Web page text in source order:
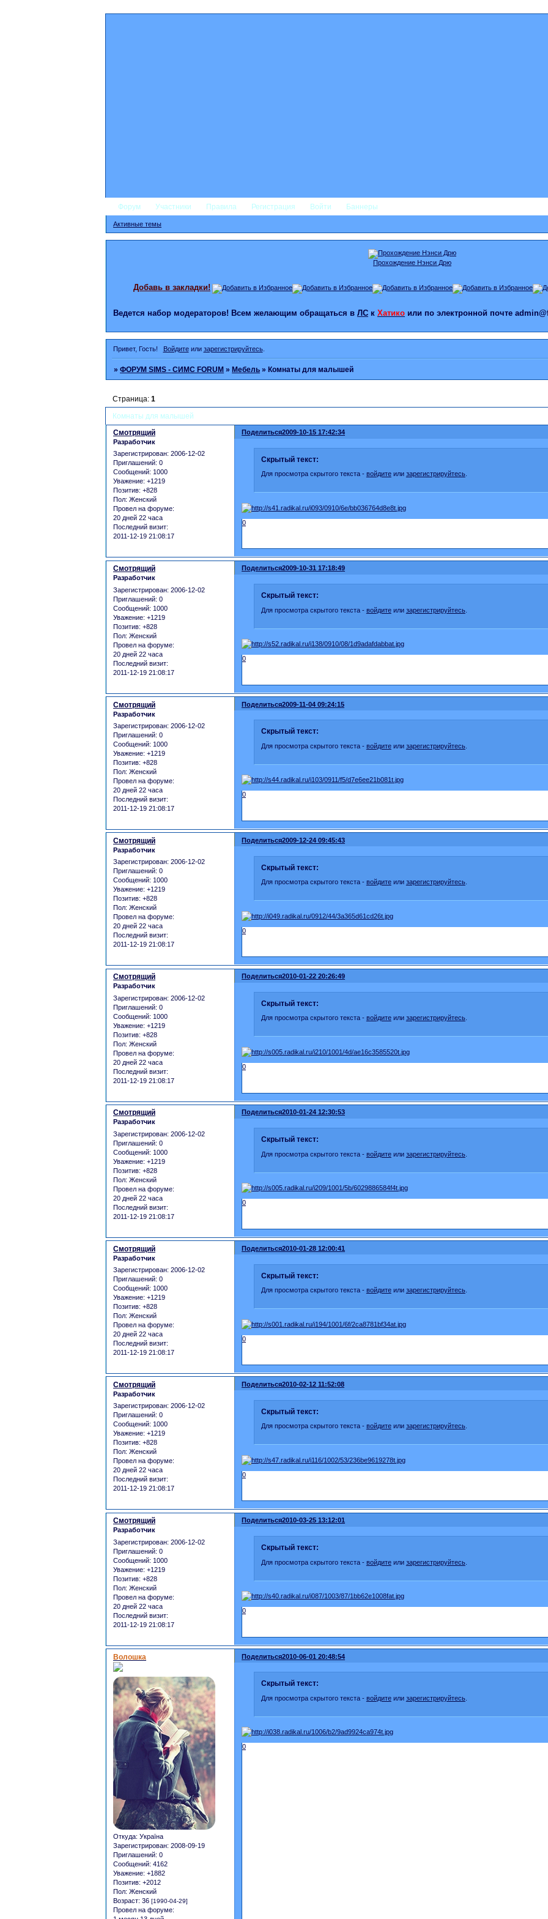
Форум Участники Правила Регистрация Войти Баннеры
Активные темы
Прохождение Нэнси Дрю
Добавь в закладки!
Ведется набор модераторов! Всем желающим обращаться в ЛС к Хатико или по электронной почте
Привет, Гость! Войдитеили зарегистрируйтесь.
»ФОРУМ SIMS - СИМС FORUM »Мебель »Комнаты для малышей
Комнаты для малышей
Страница:1
Поделиться2009-10-15 17:42:34
Смотрящий
Разработчик
Зарегистрирован: 2006-12-02
Приглашений: 0
Сообщений: 1000
Уважение: +1219
Позитив: +828
Пол: Женский
Провел на форуме:
20 дней 22 часа
Последний визит:
2011-12-19 21:08:17
Скрытый текст:
Для просмотра скрытого текста - войдитеили зарегистрируйтесь.
0
Поделиться2009-10-31 17:18:49
Смотрящий
Разработчик
Зарегистрирован: 2006-12-02
Приглашений: 0
Сообщений: 1000
Уважение: +1219
Позитив: +828
Пол: Женский
Провел на форуме:
20 дней 22 часа
Последний визит:
2011-12-19 21:08:17
Скрытый текст:
Для просмотра скрытого текста - войдитеили зарегистрируйтесь.
0
Поделиться2009-11-04 09:24:15
Смотрящий
Разработчик
Зарегистрирован: 2006-12-02
Приглашений: 0
Сообщений: 1000
Уважение: +1219
Позитив: +828
Пол: Женский
Провел на форуме:
20 дней 22 часа
Последний визит:
2011-12-19 21:08:17
Скрытый текст:
Для просмотра скрытого текста - войдитеили зарегистрируйтесь.
0
Поделиться2009-12-24 09:45:43
Смотрящий
Разработчик
Зарегистрирован: 2006-12-02
Приглашений: 0
Сообщений: 1000
Уважение: +1219
Позитив: +828
Пол: Женский
Провел на форуме:
20 дней 22 часа
Последний визит:
2011-12-19 21:08:17
Скрытый текст:
Для просмотра скрытого текста - войдитеили зарегистрируйтесь.
0
Поделиться2010-01-22 20:26:49
Смотрящий
Разработчик
Зарегистрирован: 2006-12-02
Приглашений: 0
Сообщений: 1000
Уважение: +1219
Позитив: +828
Пол: Женский
Провел на форуме:
20 дней 22 часа
Последний визит:
2011-12-19 21:08:17
Скрытый текст:
Для просмотра скрытого текста - войдитеили зарегистрируйтесь.
0
Поделиться2010-01-24 12:30:53
Смотрящий
Разработчик
Зарегистрирован: 2006-12-02
Приглашений: 0
Сообщений: 1000
Уважение: +1219
Позитив: +828
Пол: Женский
Провел на форуме:
20 дней 22 часа
Последний визит:
2011-12-19 21:08:17
Скрытый текст:
Для просмотра скрытого текста - войдитеили зарегистрируйтесь.
0
Поделиться2010-01-28 12:00:41
Смотрящий
Разработчик
Зарегистрирован: 2006-12-02
Приглашений: 0
Сообщений: 1000
Уважение: +1219
Позитив: +828
Пол: Женский
Провел на форуме:
20 дней 22 часа
Последний визит:
2011-12-19 21:08:17
Скрытый текст:
Для просмотра скрытого текста - войдитеили зарегистрируйтесь.
0
Поделиться2010-02-12 11:52:08
Смотрящий
Разработчик
Зарегистрирован: 2006-12-02
Приглашений: 0
Сообщений: 1000
Уважение: +1219
Позитив: +828
Пол: Женский
Провел на форуме:
20 дней 22 часа
Последний визит:
2011-12-19 21:08:17
Скрытый текст:
Для просмотра скрытого текста - войдитеили зарегистрируйтесь.
0
Поделиться2010-03-25 13:12:01
Смотрящий
Разработчик
Зарегистрирован: 2006-12-02
Приглашений: 0
Сообщений: 1000
Уважение: +1219
Позитив: +828
Пол: Женский
Провел на форуме:
20 дней 22 часа
Последний визит:
2011-12-19 21:08:17
Скрытый текст:
Для просмотра скрытого текста - войдитеили зарегистрируйтесь.
0
Поделиться2010-06-01 20:48:54
Волошка
Откуда: Україна
Зарегистрирован: 2008-09-19
Приглашений: 0
Сообщений: 4162
Уважение: +1882
Позитив: +2012
Пол: Женский
Возраст: 36 [1990-04-29]
Провел на форуме:
Скрытый текст:
Для просмотра скрытого текста - войдитеили зарегистрируйтесь.
0